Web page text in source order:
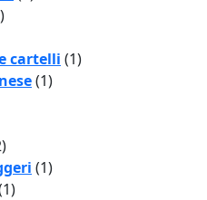
cartelli (1)
(1)
(1)